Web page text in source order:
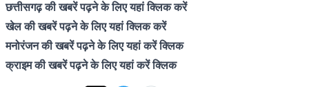
छत्तीसगढ़ की खबरें पढ़ने के लिए यहां क्लिक करें
खेल की खबरें पढ़ने के लिए यहां क्लिक करें
मनोरंजन की खबरें पढ़ने के लिए यहां करें क्लिक
क्राइम की खबरें पढ़ने के लिए यहां करें क्लिक